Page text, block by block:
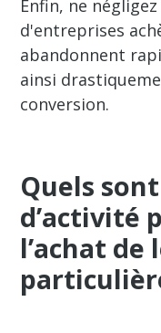
Enfin, ne
d'entreprises
abandonnent
ainsi
conversion.
Quels
d’activité
l’achat de